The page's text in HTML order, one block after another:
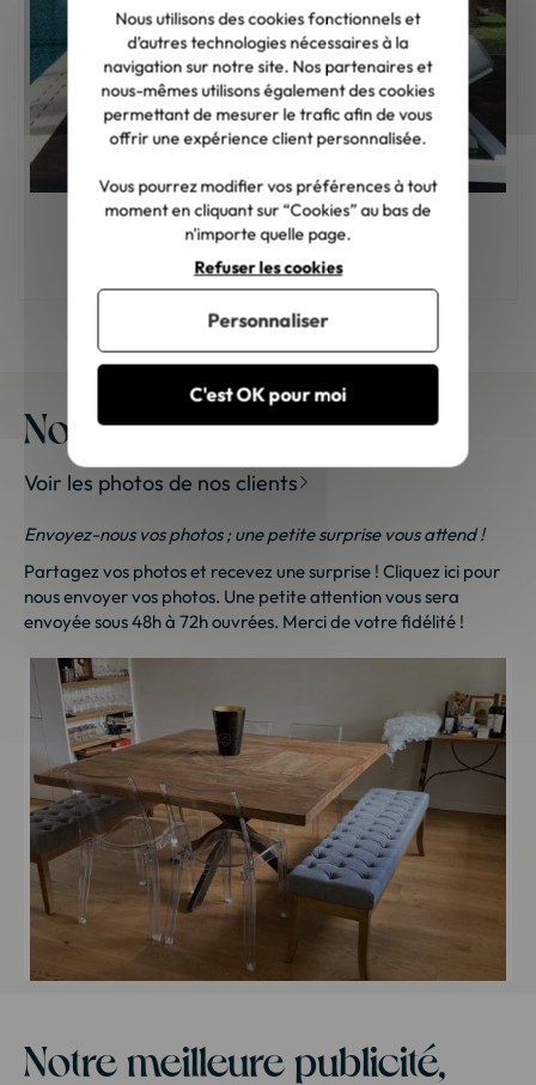
Comment choisir son bain de soleil ?
Nos meubles chez vous
Voir les photos de nos clients
Envoyez-nous vos photos ; une petite surprise vous attend !
Partagez vos photos et recevez une surprise ! Cliquez ici pour
nous envoyer vos photos. Une petite attention vous sera
envoyée sous 48h à 72h ouvrées. Merci de votre fidélité !
Notre meilleure publicité,
Nous utilisons des cookies fonctionnels et
d’autres technologies nécessaires à la
navigation sur notre site. Nos partenaires et
nous-mêmes utilisons également des cookies
permettant de mesurer le trafic afin de vous
offrir une expérience client personnalisée.
Vous pourrez modifier vos préférences à tout
moment en cliquant sur “Cookies” au bas de
n'importe quelle page.
C'est OK pour moi
Refuser les cookies
Personnaliser